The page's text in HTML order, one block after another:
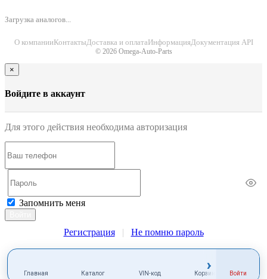
Загрузка аналогов...
О компанииКонтактыДоставка и оплатаИнформацияДокументация API
© 2026 Omega-Auto-Parts
Главная Каталог VIN-код Корзина
› Войти
×
Войдите в аккаунт
Для этого действия необходима авторизация
Запомнить меня
Регистрация | Не помню пароль